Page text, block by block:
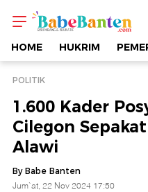
1.600
Kader
Posyandu
Kota
Cilegon
HOME HUKRIM
POLITIK
1.600 Kader
Cilegon
Alawi
By Babe Banten
Jum`at, 22 Nov 2024 17:50